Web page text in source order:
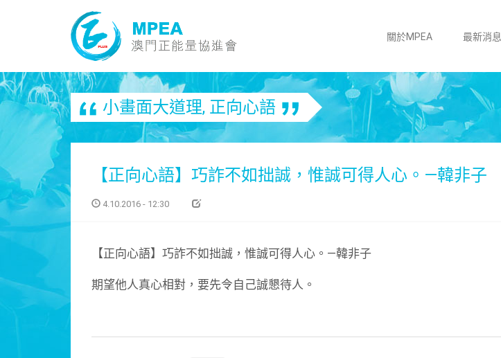
關於MPEA 最新消息
小畫面大道理, 正向心語
【正向心語】巧詐不如拙誠，惟誠可得人心。—韓非子
4.10.2016 - 12:30
【正向心語】巧詐不如拙誠，惟誠可得人心。—韓非子
期望他人真心相對，要先令自己誠懇待人。